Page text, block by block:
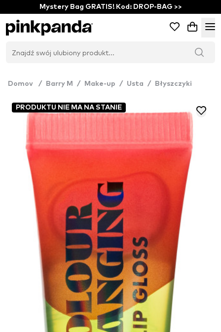
Mystery Bag GRATIS! Kod: DROP-BAG >>
Domov / Barry M / Make-up / Usta / Błyszczyki
PRODUKTU NIE MA NA STANIE